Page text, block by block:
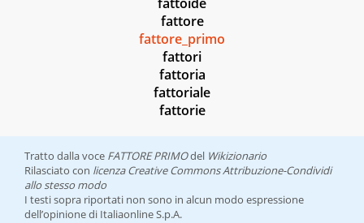
fattore
fattore_primo
fattori
fattoria
fattoriale
fattorie
Tratto dalla voce FATTORE PRIMOdel Wikizionario
Rilasciato con licenza Creative Commons Attribuzione-Condividi
allo stesso modo
I testi sopra riportati non sono in alcun modo espressione
dell’opinione di Italiaonline S.p.A.